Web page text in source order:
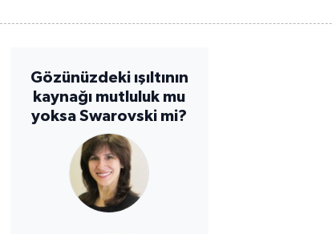
Gözünüzdeki ışıltının
kaynağı mutluluk mu
yoksa Swarovski mi?